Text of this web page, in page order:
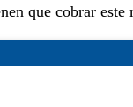
que cobrar este